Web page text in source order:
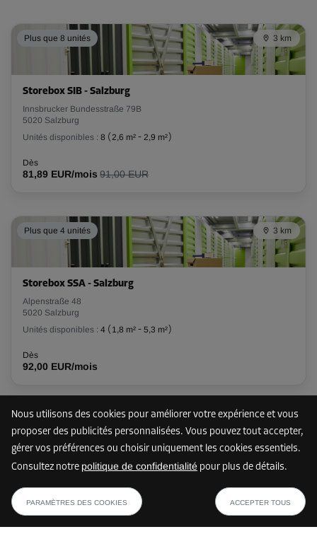
Nous utilisons des cookies pour améliorer votre expérience et vous
proposer des publicités personnalisées. Vous pouvez tout accepter,
gérer vos préférences ou choisir uniquement les cookies essentiels.
Consultez notre politique de confidentialité pour plus de détails.
PARAMÈTRES DES COOKIES ACCEPTER TOUS
Plus que 8 unités 3 km
Storebox SIB - Salzburg
Innsbrucker Bundesstraße 79B
5020 Salzburg
Unités disponibles : 8 ( 2,6 m² - 2,9 m²)
Dès
81,89 EUR/mois 91,00 EUR
Plus que 4 unités 3 km
Storebox SSA - Salzburg
Alpenstraße 48
5020 Salzburg
Unités disponibles : 4 ( 1,8 m² - 5,3 m²)
Dès
92,00 EUR/mois
5300 Esch
68,39 EUR/mois AFFICHER LE PLAN